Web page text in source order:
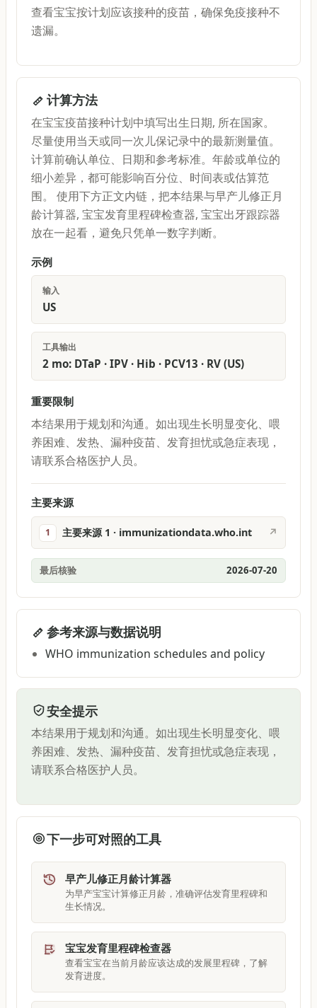
查看宝宝按计划应该接种的疫苗，确保免疫接种不
遗漏。
计算方法
在宝宝疫苗接种计划中填写出生日期, 所在国家。
尽量使用当天或同一次儿保记录中的最新测量值。
计算前确认单位、日期和参考标准。年龄或单位的
细小差异，都可能影响百分位、时间表或估算范
围。 使用下方正文内链，把本结果与早产儿修正月
龄计算器, 宝宝发育里程碑检查器, 宝宝出牙跟踪器
放在一起看，避免只凭单一数字判断。
示例
输入
US
工具输出
2 mo: DTaP · IPV · Hib · PCV13 · RV (US)
重要限制
本结果用于规划和沟通。如出现生长明显变化、喂
养困难、发热、漏种疫苗、发育担忧或急症表现，
请联系合格医护人员。
主要来源
1 主要来源 1 · immunizationdata.who.int ↗
最后核验 2026-07-20
参考来源与数据说明
WHO immunization schedules and policy
安全提示
本结果用于规划和沟通。如出现生长明显变化、喂
养困难、发热、漏种疫苗、发育担忧或急症表现，
请联系合格医护人员。
下一步可对照的工具
早产儿修正月龄计算器
为早产宝宝计算修正月龄，准确评估发育里程碑和
生长情况。
宝宝发育里程碑检查器
查看宝宝在当前月龄应该达成的发展里程碑，了解
发育进度。